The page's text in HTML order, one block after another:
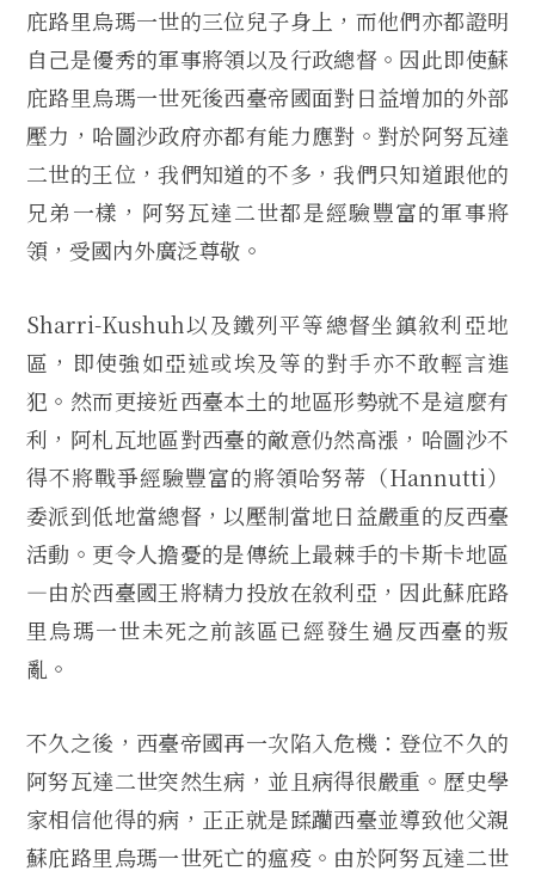
庇路里烏瑪一世的三位兒子身上，而他們亦都證明
自己是優秀的軍事將領以及行政總督。因此即使蘇
庇路里烏瑪一世死後西臺帝國面對日益增加的外部
壓力，哈圖沙政府亦都有能力應對。對於阿努瓦達
二世的王位，我們知道的不多，我們只知道跟他的
兄弟一樣，阿努瓦達二世都是經驗豐富的軍事將
領，受國內外廣泛尊敬。
Sharri-Kushuh以及鐵列平等總督坐鎮敘利亞地
區，即使強如亞述或埃及等的對手亦不敢輕言進
犯。然而更接近西臺本土的地區形勢就不是這麼有
利，阿札瓦地區對西臺的敵意仍然高漲，哈圖沙不
得不將戰爭經驗豐富的將領哈努蒂（Hannutti）
委派到低地當總督，以壓制當地日益嚴重的反西臺
活動。更令人擔憂的是傳統上最棘手的卡斯卡地區
—由於西臺國王將精力投放在敘利亞，因此蘇庇路
里烏瑪一世未死之前該區已經發生過反西臺的叛
亂。
不久之後，西臺帝國再一次陷入危機：登位不久的
阿努瓦達二世突然生病，並且病得很嚴重。歷史學
家相信他得的病，正正就是蹂躪西臺並導致他父親
蘇庇路里烏瑪一世死亡的瘟疫。由於阿努瓦達二世